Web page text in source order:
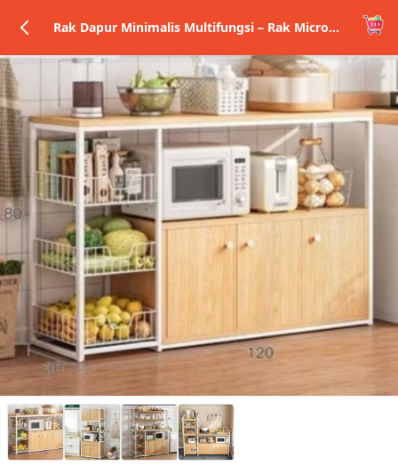
Rak Dapur Minimalis Multifungsi – Rak Microwave, Oven & Bumbu